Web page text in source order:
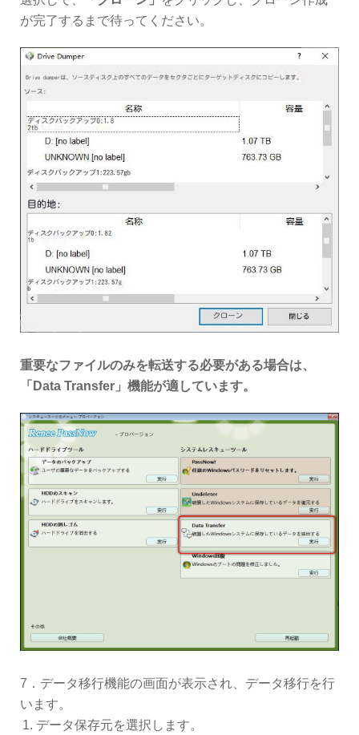
が完了するまで待ってください。
重要なファイルのみを転送する必要がある場合は、
「 Data Transfer 」機能が適しています。
7．データ移行機能の画面が表示され、データ移行を行
います。
データ保存元を選択します。